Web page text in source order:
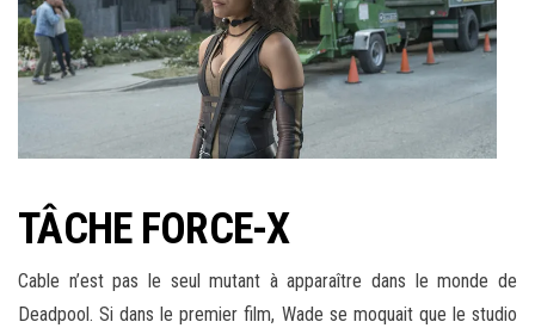
TÂCHE FORCE-X
Cable n’est pas le seul mutant à apparaître dans le monde de
Deadpool. Si dans le premier film, Wade se moquait que le studio